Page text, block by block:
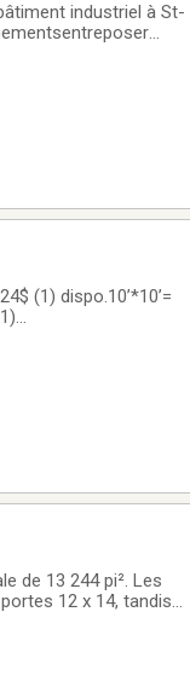
industriel à St-
(1) dispo.10’*10’=
de 13 244 pi². Les
12 x 14, tandis